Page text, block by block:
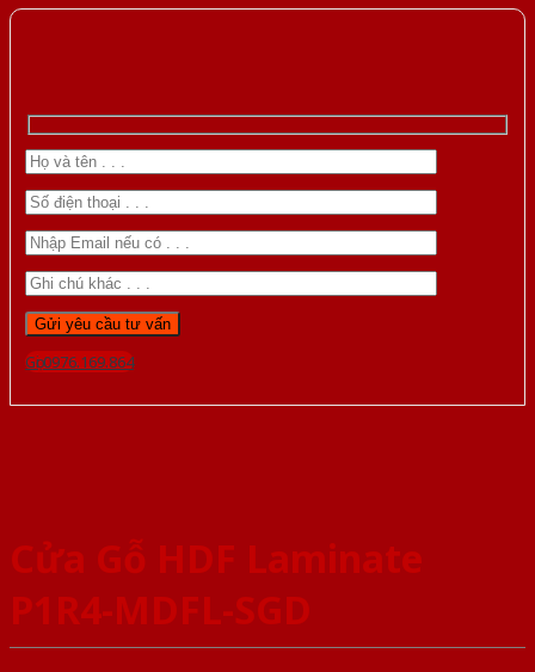
Gọi 0976.169.864
Cửa Gỗ HDF Laminate
P1R4-MDFL-SGD